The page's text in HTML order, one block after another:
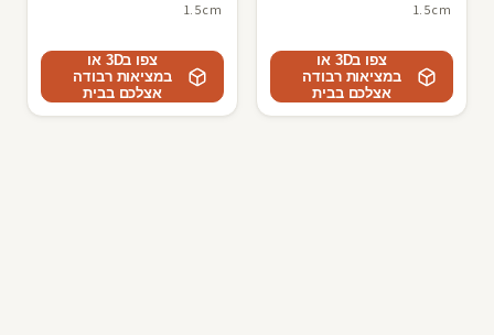
1.5cm
צפו ב3D או
במציאות רבודה
אצלכם בבית
1.5cm
צפו ב3D או
במציאות רבודה
אצלכם בבית